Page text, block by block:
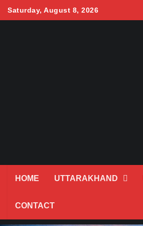
Saturday, August 8, 2026
HOME UTTARAKHAND
CONTACT